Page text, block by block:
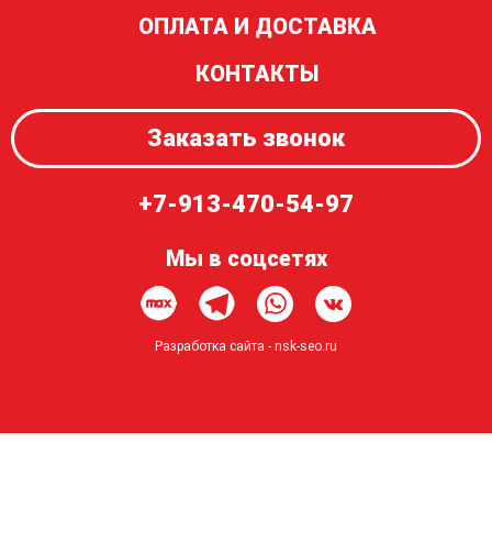
ОПЛАТА И ДОСТАВКА
КОНТАКТЫ
Заказать звонок
+7-913-470-54-97
Мы в соцсетях
Разработка сайта - nsk-seo.ru